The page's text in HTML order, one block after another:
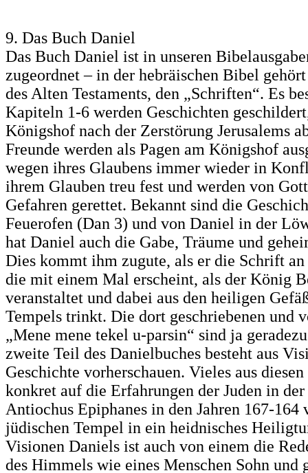
9. Das Buch Daniel
Das Buch Daniel ist in unseren
zugeordnet – in der hebräischen Bibel
des Alten Testaments, den „Schriften“. Es
Kapiteln 1-6 werden Geschichten
Königshof nach der Zerstörung Jerusalems
Freunde werden als Pagen am Königshof
wegen ihres Glaubens immer wieder in
ihrem Glauben treu fest und werden von
Gefahren gerettet. Bekannt sind die
Feuerofen (Dan 3) und von Daniel in der
hat Daniel auch die Gabe, Träume und
Dies kommt ihm zugute, als er die Schrift
die mit einem Mal erscheint, als der König
veranstaltet und dabei aus den heiligen
Tempels trinkt. Die dort geschriebenen und
„Mene mene tekel u-parsin“ sind ja
zweite Teil des Danielbuches besteht aus
Geschichte vorherschauen. Vieles aus
konkret auf die Erfahrungen der Juden in
Antiochus Epiphanes in den Jahren 167-164
jüdischen Tempel in ein heidnisches
Visionen Daniels ist auch von einem die
des Himmels wie eines Menschen Sohn und